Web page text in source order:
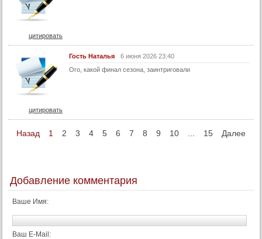
цитировать
Гость Наталья
6 июня 2026 23:40
Ого, какой финал сезона, заинтриговали
цитировать
Назад 1 2 3 4 5 6 7 8 9 10 15 Далее
Добавление комментария
Ваше Имя:
Ваш E-Mail: